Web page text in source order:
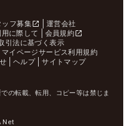
ッフ募集
運営会社
用に際して
会員規約
引法に基づく表示
マイページサービス利用規約
ヘルプ サイトマップ
の転載、転用、コピー等は禁じま
Net